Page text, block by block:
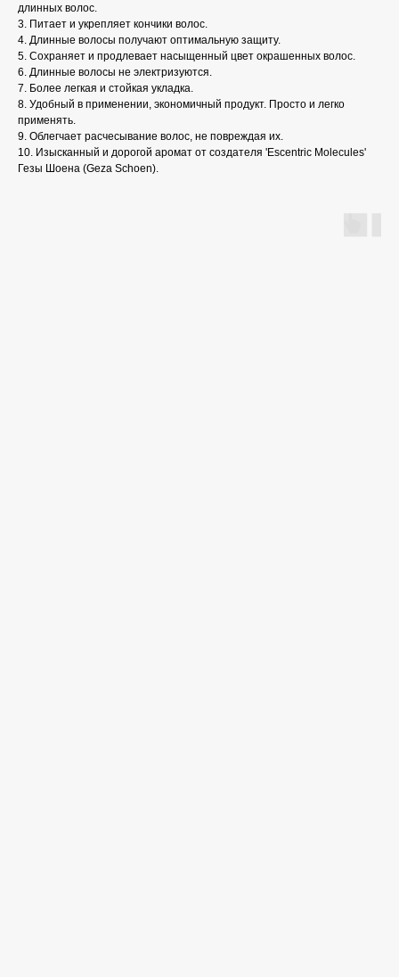
длинных волос.
3. Питает и укрепляет кончики волос.
4. Длинные волосы получают оптимальную защиту.
5. Сохраняет и продлевает насыщенный цвет окрашенных волос.
6. Длинные волосы не электризуются.
7. Более легкая и стойкая укладка.
8. Удобный в применении, экономичный продукт. Просто и легко
применять.
9. Облегчает расчесывание волос, не повреждая их.
10. Изысканный и дорогой аромат от создателя 'Escentric Molecules'
Гезы Шоена (Geza Schoen).